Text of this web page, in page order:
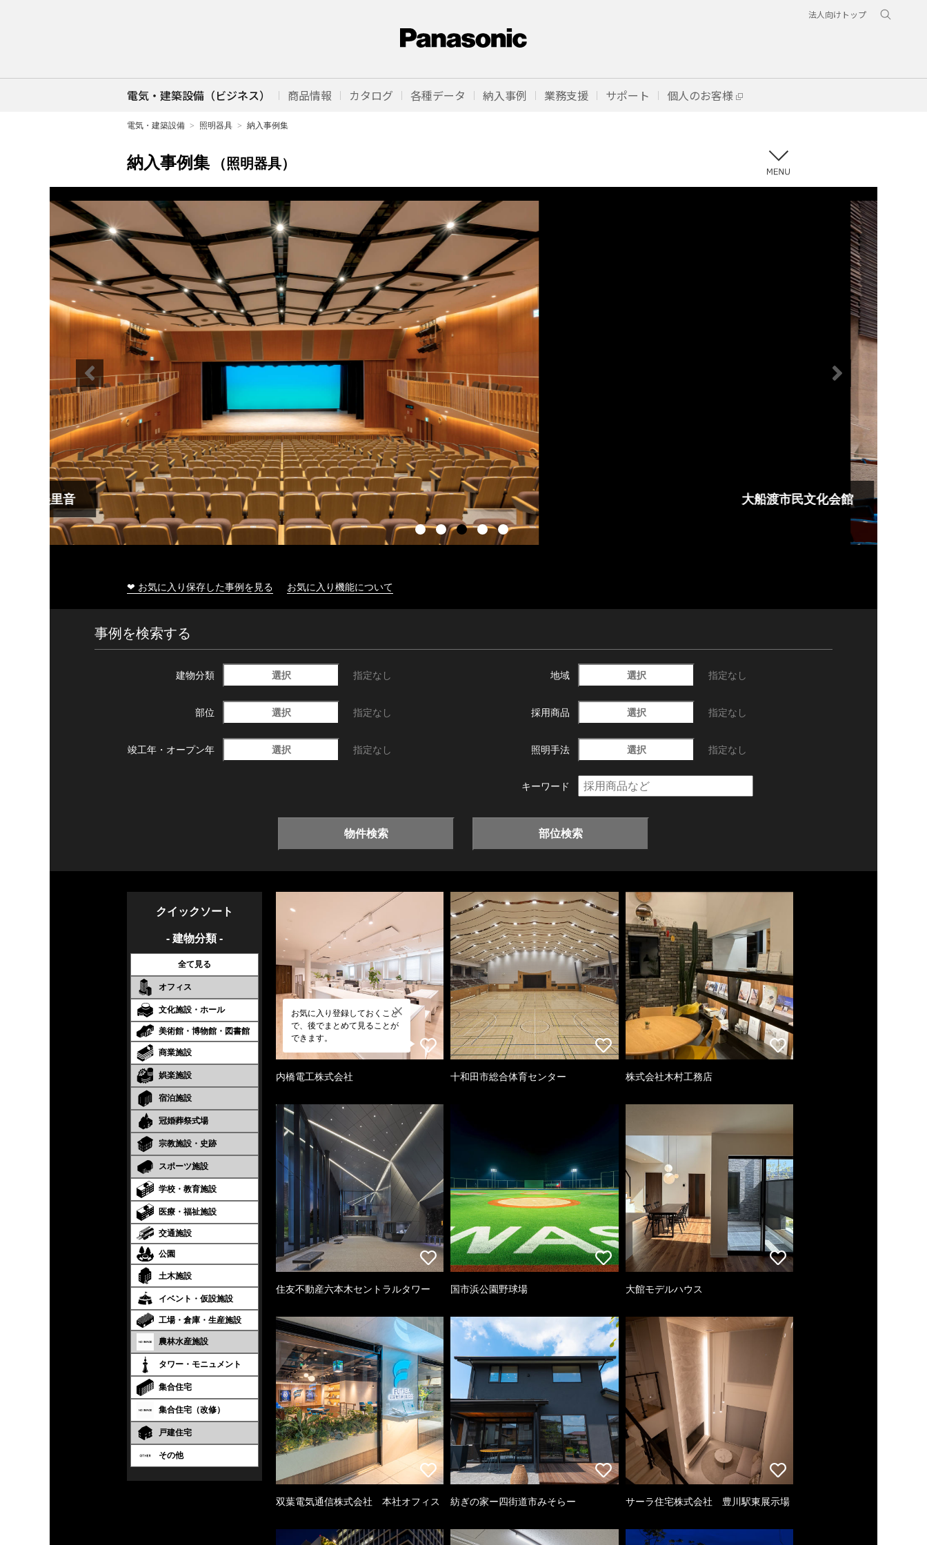
法人向けトップ
電気・建築設備（ビジネス） 商品情報 カタログ 各種データ 納入事例 業務支援 サポート 個人のお客様
電気・建築設備 照明器具 納入事例集
納入事例集 （照明器具）
大船渡市民文化会館
❤ お気に入り保存した事例を見る お気に入り機能について
事例を検索する
建物分類 選択 指定なし 地域 選択 指定なし
部位 選択 指定なし 採用商品 選択 指定なし
竣工年・ オープン年 選択 指定なし 照明手法 選択 指定なし
キーワード
物件検索 部位検索
クイックソート
- 建物分類 -
全て見る
オフィス
文化施設・ホール
美術館・博物館・図書館
商業施設
娯楽施設
宿泊施設
冠婚葬祭式場
宗教施設・史跡
スポーツ施設
学校・教育施設
医療・福祉施設
交通施設
公園
土木施設
イベント・仮設施設
工場・倉庫・生産施設
農林水産施設
タワー・モニュメント
集合住宅
集合住宅（改修）
戸建住宅
その他
お気に入り登録しておくこと
で、後でまとめて見ることが
できます。
内橋電工株式会社 十和田市総合体育センター 株式会社木村工務店
住友不動産六本木セントラルタワー 国市浜公園野球場 大館モデルハウス
双葉電気通信株式会社 本社オフィス 紡ぎの家ー四街道市みそらー サーラ住宅株式会社 豊川駅東展示場